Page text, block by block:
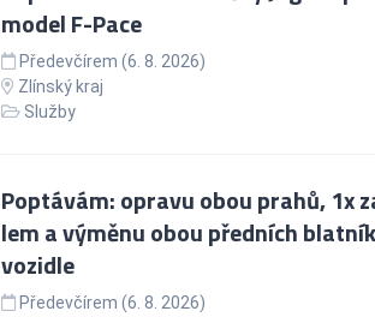
model F-Pace
Předevčírem (6. 8. 2026)
Zlínský kraj
Služby
Poptávám: opravu obou prahů, 1x
lem a výměnu obou předních
vozidle
Předevčírem (6. 8. 2026)